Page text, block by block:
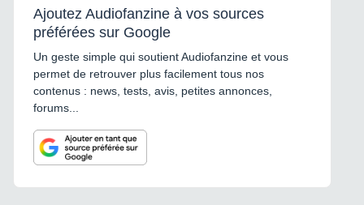
Ajoutez Audiofanzine à vos sources
préférées sur Google
Un geste simple qui soutient Audiofanzine et vous
permet de retrouver plus facilement tous nos
contenus : news, tests, avis, petites annonces,
forums...